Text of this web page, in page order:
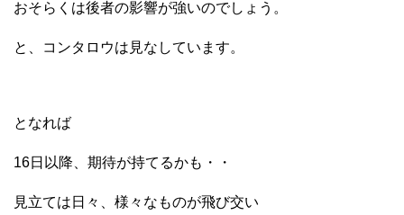
おそらくは後者の影響が強いのでしょう。
と、コンタロウは見なしています。
となれば
16日以降、期待が持てるかも・・
見立ては日々、様々なものが飛び交い